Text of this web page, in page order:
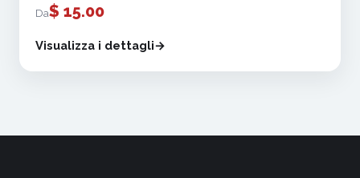
Da$ 15.00
Visualizza i dettagli